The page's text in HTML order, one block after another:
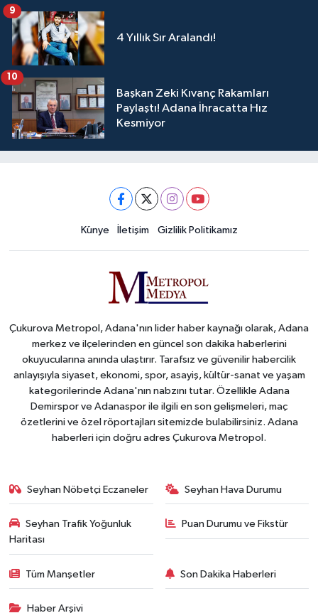
4 Yıllık Sır Aralandı!
9
Başkan Zeki Kıvanç Rakamları
Paylaştı! Adana İhracatta Hız
Kesmiyor
10
Künye İletişim Gizlilik Politikamız
Çukurova Metropol, Adana'nın lider haber kaynağı olarak, Adana
merkez ve ilçelerinden en güncel son dakika haberlerini
okuyucularına anında ulaştırır. Tarafsız ve güvenilir habercilik
anlayışıyla siyaset, ekonomi, spor, asayiş, kültür-sanat ve yaşam
kategorilerinde Adana'nın nabzını tutar. Özellikle Adana
Demirspor ve Adanaspor ile ilgili en son gelişmeleri, maç
özetlerini ve özel röportajları sitemizde bulabilirsiniz. Adana
haberleri için doğru adres Çukurova Metropol.
Seyhan Nöbetçi Eczaneler Seyhan Hava Durumu
Seyhan Trafik Yoğunluk
Haritası
Puan Durumu ve Fikstür
Tüm Manşetler Son Dakika Haberleri
Haber Arşivi